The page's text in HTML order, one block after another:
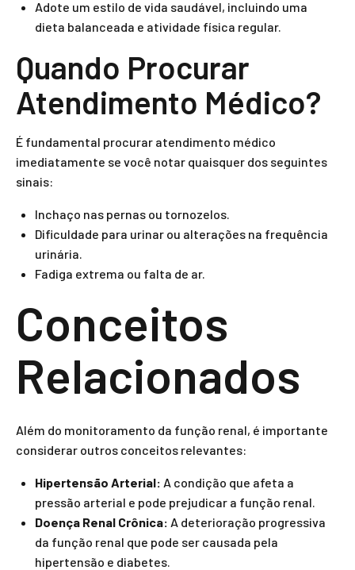
Adote um estilo de vida saudável, incluindo uma
dieta balanceada e atividade física regular.
Quando Procurar
Atendimento Médico?
É fundamental procurar atendimento médico
imediatamente se você notar quaisquer dos seguintes
sinais:
Inchaço nas pernas ou tornozelos.
Dificuldade para urinar ou alterações na frequência
urinária.
Fadiga extrema ou falta de ar.
Conceitos
Relacionados
Além do monitoramento da função renal, é importante
considerar outros conceitos relevantes:
Hipertensão Arterial: A condição que afeta a
pressão arterial e pode prejudicar a função renal.
Doença Renal Crônica: A deterioração progressiva
da função renal que pode ser causada pela
hipertensão e diabetes.